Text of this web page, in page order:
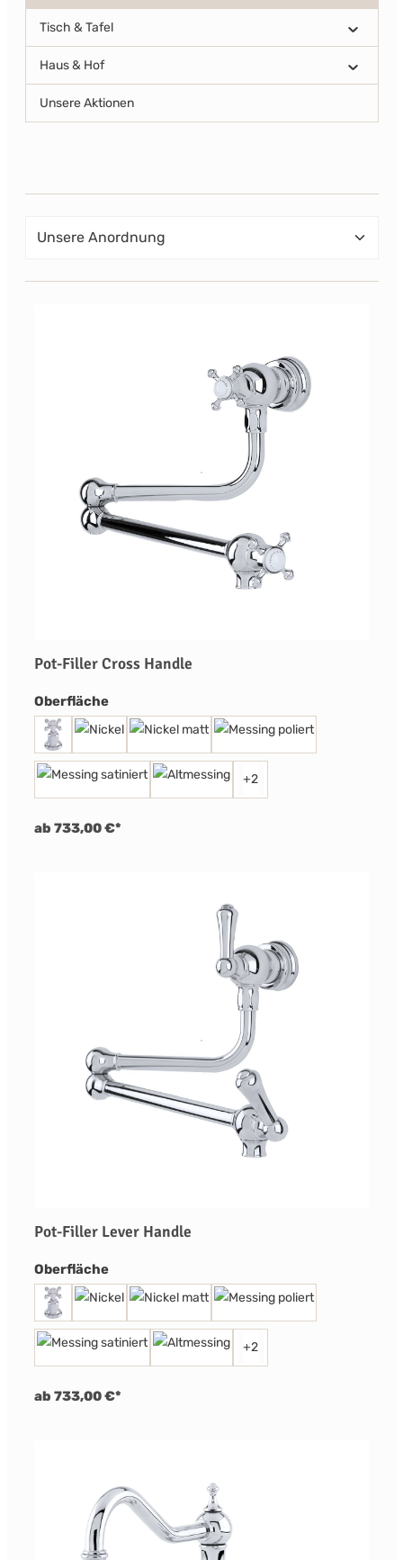
Tisch & Tafel
Haus & Hof
Unsere Aktionen
Pot-Filler Cross Handle
Oberflächeauswählen
+2
ab 733,00 €*
Pot-Filler Lever Handle
Oberflächeauswählen
+2
ab 733,00 €*